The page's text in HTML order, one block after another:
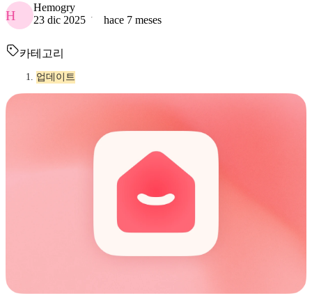
H
Hemogry
23 dic 2025
hace 7 meses
카테고리
업데이트